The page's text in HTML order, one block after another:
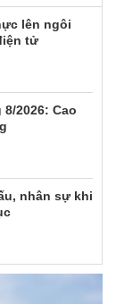
lên ngôi
tử
2026: Cao
nhân sự khi